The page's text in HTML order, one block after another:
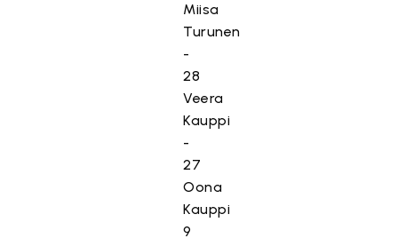
Miisa
Turunen
-
28
Veera
Kauppi
-
27
Oona
Kauppi
9